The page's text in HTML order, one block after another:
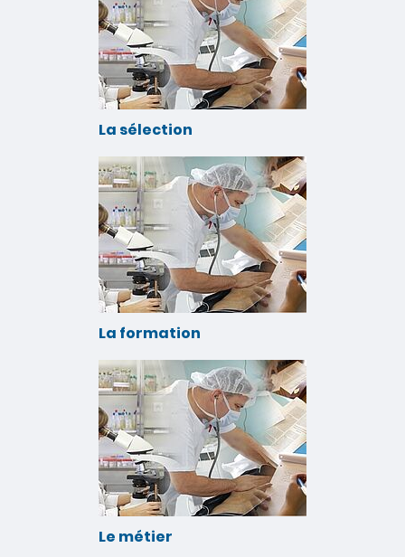
La sélection
La formation
Le métier